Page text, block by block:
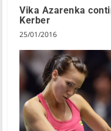
Vika Azarenka
Kerber
25/01/2016